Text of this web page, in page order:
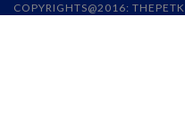
COPYRIGHTS@2016: THEPETK